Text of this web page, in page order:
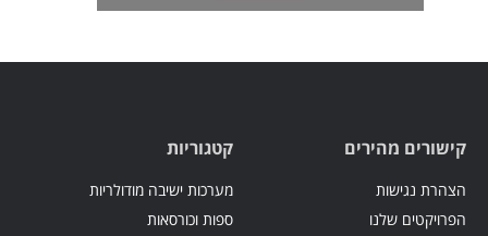
קישורים מהירים
הצהרת נגישות
הפרויקטים שלנו
קטגוריות
מערכות ישיבה מודולריות
ספות וכורסאות